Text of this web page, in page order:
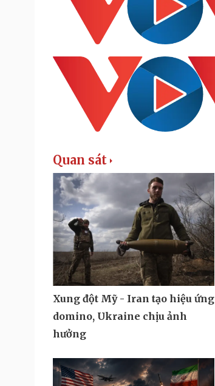
Quan sát
Xung đột Mỹ - Iran tạo hiệu ứng
domino, Ukraine chịu ảnh
hưởng